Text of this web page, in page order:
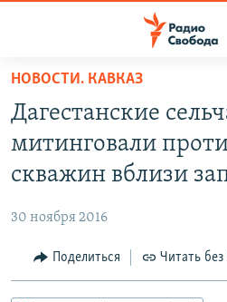
упрощенного
доступа
основному
Вернутся
ПОДКАСТЫ
АВТОРСКИЕ ПРОЕКТЫ
МНЕНИЯ
КУЛЬТУРА
НОВОСТИ. КАВКАЗ
Дагестанские
митинговали
скважин вблизи
30 ноября 2016
Поделиться Читать без